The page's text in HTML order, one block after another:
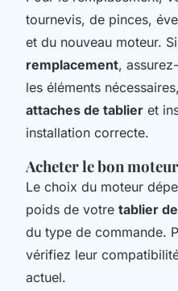
tournevis, de pinces,
et du nouveau moteur.
remplacement,
les éléments
attaches de tablier et
installation correcte.
Acheter le bon moteur
Le choix du moteur
poids de votre tablier
du type de commande.
vérifiez leur
actuel.